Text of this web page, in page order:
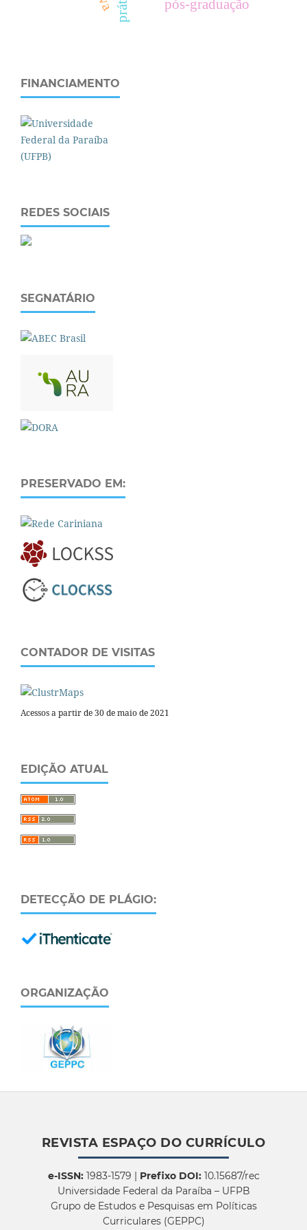
pós-graduação
FINANCIAMENTO
REDES SOCIAIS
SEGNATÁRIO
PRESERVADO EM:
CONTADOR DE VISITAS
Acessos a partir de 30 de maio de 2021
EDIÇÃO ATUAL
DETECÇÃO DE PLÁGIO:
ORGANIZAÇÃO
REVISTA ESPAÇO DO CURRÍCULO
e-ISSN:1983-1579 | Prefixo DOI:10.15687/rec
Universidade Federal da Paraíba – UFPB
Grupo de Estudos e Pesquisas em Políticas
Curriculares (GEPPC)